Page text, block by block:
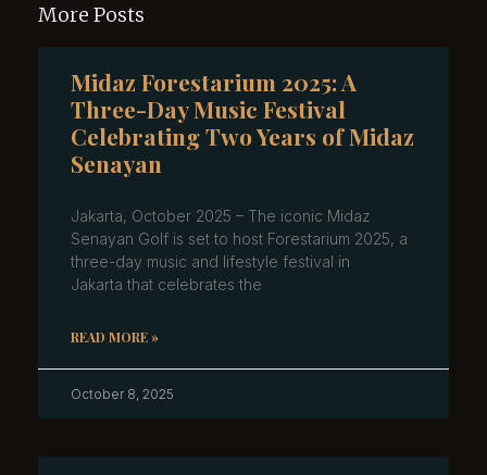
More Posts
Midaz Forestarium 2025: A
Three-Day Music Festival
Celebrating Two Years of Midaz
Senayan
Jakarta, October 2025 – The iconic Midaz
Senayan Golf is set to host Forestarium 2025, a
three-day music and lifestyle festival in
Jakarta that celebrates the
READ MORE »
October 8, 2025